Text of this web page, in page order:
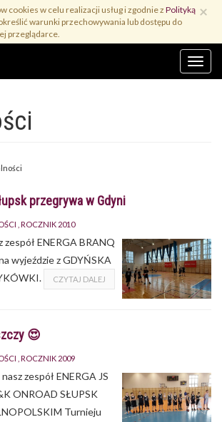
×
cookies w celu realizacji usług i zgodnie z Polityką
warunki przechowywania lub dostępu do
przeglądarce.
Menu
przegrywa w Gdyni
ROCZNIK 2010
zespół ENERGA BRANQ
wyjeździe z GDYŃSKA
CZYTAJ DALEJ
😍
ROCZNIK 2009
zespół ENERGA JS
ONROAD SŁUPSK
Turnieju